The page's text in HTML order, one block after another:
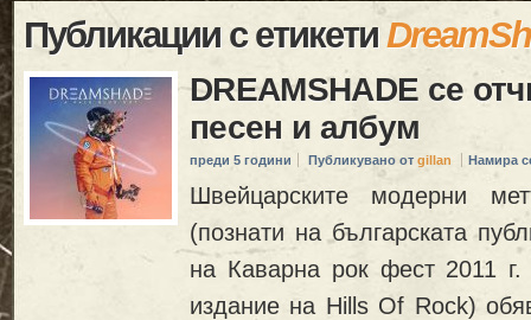
Публикации с етикети
DREAMSHADE се
песен и албум
преди 5 години Публикувано от gillan Намира
Швейцарските модерни
(познати на българската
на Каварна рок фест 2011
издание на Hills Of Rock)